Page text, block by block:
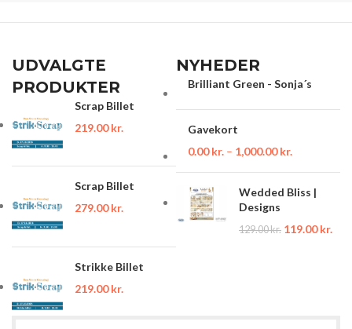
UDVALGTE
PRODUKTER
Scrap Billet
219.00kr.
Scrap Billet
279.00kr.
Strikke Billet
219.00kr.
NYHEDER
Brilliant Green - Sonja´s
Gavekort
0.00kr. – 1,000.00kr.
Wedded Bliss |
Designs
129.00kr. 119.00kr.